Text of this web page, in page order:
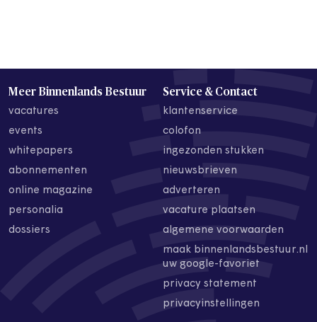
Meer Binnenlands Bestuur
vacatures
events
whitepapers
abonnementen
online magazine
personalia
dossiers
Service & Contact
klantenservice
colofon
ingezonden stukken
nieuwsbrieven
adverteren
vacature plaatsen
algemene voorwaarden
maak binnenlandsbestuur.nl
uw google-favoriet
privacy statement
privacyinstellingen